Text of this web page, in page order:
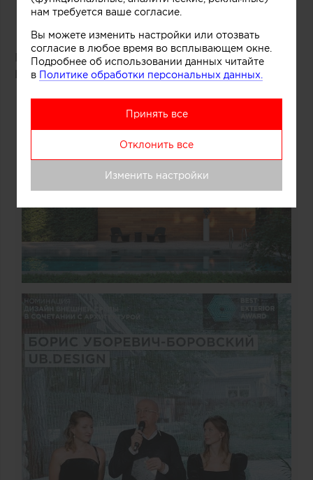
Победитель: проект «Дача Фурцевой в Баковке»
Борис Уборевич-Боровский(UB.DESIGN)
нам требуется ваше согласие.
Вы можете изменить настройки или отозвать
согласие в любое время во всплывающем окне.
Подробнее об использовании данных читайте
в Политике обработки персональных данных.
Принять все
Отклонить все
Изменить настройки